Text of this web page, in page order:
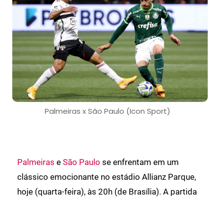
Palmeiras x São Paulo (Icon Sport)
Palmeiras e São Paulo se enfrentam em um
clássico emocionante no estádio Allianz Parque,
hoje (quarta-feira), às 20h (de Brasília). A partida